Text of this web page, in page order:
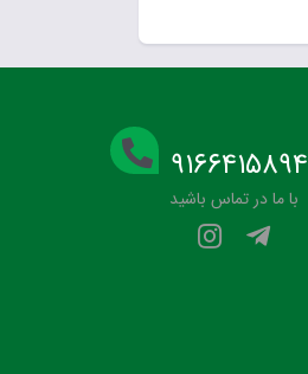
۹۱۶۶۴۱۵۸۹۴
با ما در تماس باشید